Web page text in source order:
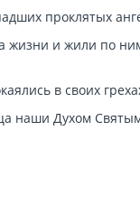
проклятых
и жили по
в своих
наши Духом